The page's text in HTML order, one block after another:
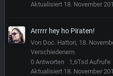
Aktualisiert 18. November
Arrrrr hey ho Piraten!
Von Doc. Hattori, 18.
Verschiedenem
0 Antworten 1,6Tsd Aufrufe
Aktualisiert 18. November